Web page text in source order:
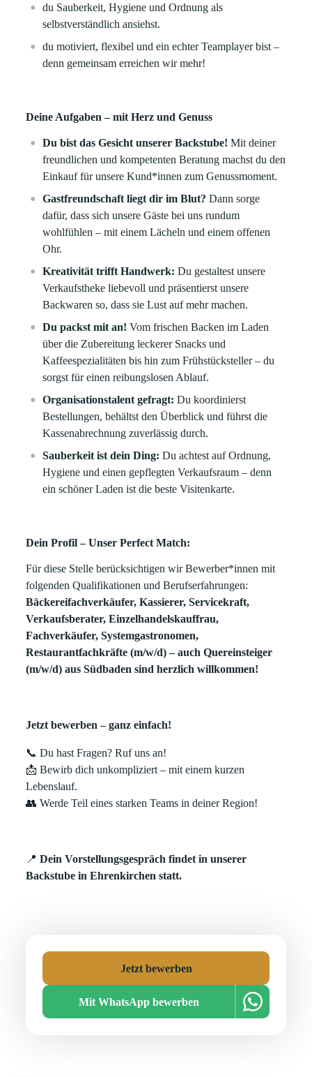
du Sauberkeit, Hygiene und Ordnung als
selbstverständlich ansiehst.
du motiviert, flexibel und ein echter Teamplayer bist –
denn gemeinsam erreichen wir mehr!
Deine Aufgaben – mit Herz und Genuss
Du bist das Gesicht unserer Backstube! Mit deiner
freundlichen und kompetenten Beratung machst du den
Einkauf für unsere Kund*innen zum Genussmoment.
Gastfreundschaft liegt dir im Blut? Dann sorge
dafür, dass sich unsere Gäste bei uns rundum
wohlfühlen – mit einem Lächeln und einem offenen
Ohr.
Kreativität trifft Handwerk: Du gestaltest unsere
Verkaufstheke liebevoll und präsentierst unsere
Backwaren so, dass sie Lust auf mehr machen.
Du packst mit an! Vom frischen Backen im Laden
über die Zubereitung leckerer Snacks und
Kaffeespezialitäten bis hin zum Frühstücksteller – du
sorgst für einen reibungslosen Ablauf.
Organisationstalent gefragt:Du koordinierst
Bestellungen, behältst den Überblick und führst die
Kassenabrechnung zuverlässig durch.
Sauberkeit ist dein Ding:Du achtest auf Ordnung,
Hygiene und einen gepflegten Verkaufsraum – denn
ein schöner Laden ist die beste Visitenkarte.
Dein Profil – Unser Perfect Match:
Für diese Stelle berücksichtigen wir Bewerber*innen mit
folgenden Qualifikationen und Berufserfahrungen:
Bäckereifachverkäufer, Kassierer, Servicekraft,
Verkaufsberater, Einzelhandelskauffrau,
Fachverkäufer, Systemgastronomen,
Restaurantfachkräfte (m/w/d) – auch Quereinsteiger
(m/w/d) aus Südbaden sind herzlich willkommen!
Jetzt bewerben – ganz einfach!
📞 Du hast Fragen? Ruf uns an!
📩 Bewirb dich unkompliziert – mit einem kurzen
Lebenslauf.
👥 Werde Teil eines starken Teams in deiner Region!
📍Dein Vorstellungsgespräch findet in unserer
Backstube in Ehrenkirchen statt.
Jetzt bewerben
Mit WhatsApp bewerben